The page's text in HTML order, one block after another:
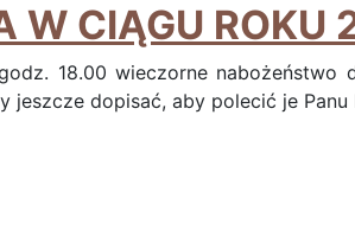
W CIĄGU
18.00 wieczorne nabożeństwo
dopisać, aby polecić je